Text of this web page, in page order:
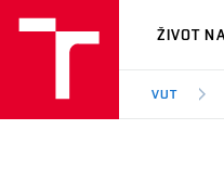
VUT
ŽIVOT
VUT